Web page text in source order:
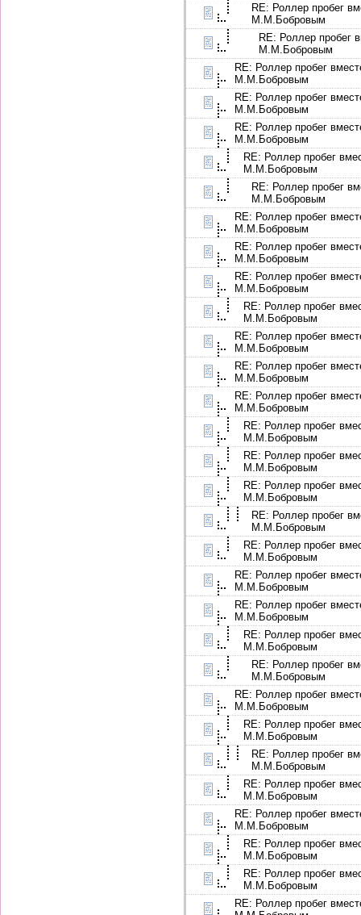
RE: Роллер пробег
М.М.Бобровым
RE: Роллер пробег
М.М.Бобровым
RE: Роллер пробег
М.М.Бобровым
RE: Роллер пробег
М.М.Бобровым
RE: Роллер пробег
М.М.Бобровым
RE: Роллер пробег
М.М.Бобровым
RE: Роллер пробег
М.М.Бобровым
RE: Роллер пробег
М.М.Бобровым
RE: Роллер пробег
М.М.Бобровым
RE: Роллер пробег
М.М.Бобровым
RE: Роллер пробег
М.М.Бобровым
RE: Роллер пробег
М.М.Бобровым
RE: Роллер пробег
М.М.Бобровым
RE: Роллер пробег
М.М.Бобровым
RE: Роллер пробег
М.М.Бобровым
RE: Роллер пробег
М.М.Бобровым
RE: Роллер пробег
М.М.Бобровым
RE: Роллер пробег
М.М.Бобровым
RE: Роллер пробег
М.М.Бобровым
RE: Роллер пробег
М.М.Бобровым
RE: Роллер пробег
М.М.Бобровым
RE: Роллер пробег
М.М.Бобровым
RE: Роллер пробег
М.М.Бобровым
RE: Роллер пробег
М.М.Бобровым
RE: Роллер пробег
М.М.Бобровым
RE: Роллер пробег
М.М.Бобровым
RE: Роллер пробег
М.М.Бобровым
RE: Роллер пробег
М.М.Бобровым
RE: Роллер пробег
М.М.Бобровым
RE: Роллер пробег
М.М.Бобровым
RE: Роллер пробег